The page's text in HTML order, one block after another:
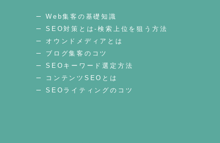
Web集客の基礎知識
SEO対策とは-検索上位を狙う方法
オウンドメディアとは
ブログ集客のコツ
SEOキーワード選定方法
コンテンツSEOとは
SEOライティングのコツ